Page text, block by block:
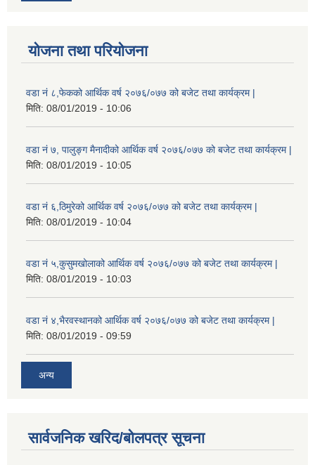
योजना तथा परियोजना
वडा नं ८,फेकको आर्थिक वर्ष २०७६/०७७ को बजेट तथा कार्यक्रम |
मिति: 08/01/2019 - 10:06
वडा नं ७, पालुङ्ग मैनादीको आर्थिक वर्ष २०७६/०७७ को बजेट तथा कार्यक्रम |
मिति: 08/01/2019 - 10:05
वडा नं ६,ठिमुरेको आर्थिक वर्ष २०७६/०७७ को बजेट तथा कार्यक्रम |
मिति: 08/01/2019 - 10:04
वडा नं ५,कुसुमखोलाको आर्थिक वर्ष २०७६/०७७ को बजेट तथा कार्यक्रम |
मिति: 08/01/2019 - 10:03
वडा नं ४,भैरवस्थानको आर्थिक वर्ष २०७६/०७७ को बजेट तथा कार्यक्रम |
मिति: 08/01/2019 - 09:59
अन्य
सार्वजनिक खरिद/बोलपत्र सूचना